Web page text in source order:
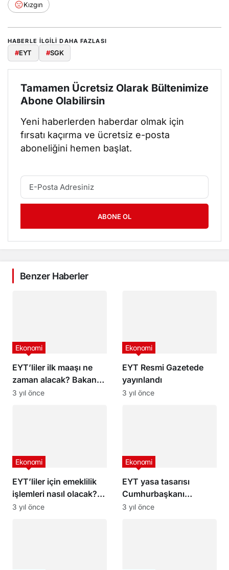
Kızgın
HABERLE ILGILI DAHA FAZLASI
#EYT #SGK
Tamamen Ücretsiz Olarak Bültenimize
Abone Olabilirsin
Yeni haberlerden haberdar olmak için
fırsatı kaçırma ve ücretsiz e-posta
aboneliğini hemen başlat.
ABONE OL
Benzer Haberler
EYT’liler ilk maaşı ne
zaman alacak? Bakan
Bilgin açıkladı
Ekonomi
3 yıl önce
EYT Resmi Gazetede
yayınlandı
Ekonomi
3 yıl önce
EYT’liler için emeklilik
işlemleri nasıl olacak?
İşte yol haritası
Ekonomi
3 yıl önce
EYT yasa tasarısı
Cumhurbaşkanı
Erdoğan’ın masasında
Ekonomi
3 yıl önce